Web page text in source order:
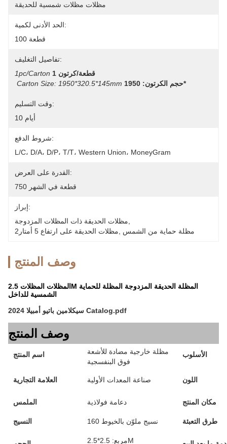
مظلات مظلات شمسية للحديقة
الحد الأدنى لكمية:
100 قطعة
تفاصيل التغليف:
1pc/carton
1 قطعة/كرتون
Carton Size: 1950*320.5*145mm
حجم الكرتون: 1950*
وقت التسليم:
10 أيام
شروط الدفع:
L/C، D/A، D/P، T/T، Western Union، MoneyGram
القدرة على العرض:
750 قطعة في الشهر
إبراز:
مظلات الحديقة ذات المظلات المزدوجة
2مظلات الحديقة على ارتفاع 5 أمتار
مظلة حماية من الشمس
وصف المنتج
المظلات المظلات 2.5M المظلة الحديقة المزدوجة المظلة للحماية
الشمسية للداخل
2024 سيكلامين باتيو أمبيلا Catalog.pdf
وصف المنتج
اسم المنتج
مظلة خارجية مضادة للأشعة
فوق البنفسجية
الأسلوب
العلامة التجارية صناعة المعدات الأولية اللون
الملمس دعامة فولاذية مكان المنتج
النسيج 160 نسيج ملوّن بالخيوط طرق التعبئة
مربع: 2.5*2.5M